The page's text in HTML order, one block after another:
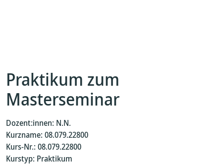
Praktikum zum
Masterseminar
Dozent:innen: N.N.
Kurzname: 08.079.22800
Kurs-Nr.: 08.079.22800
Kurstyp: Praktikum